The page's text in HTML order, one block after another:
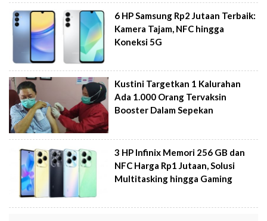
6 HP Samsung Rp2 Jutaan Terbaik:
Kamera Tajam, NFC hingga
Koneksi 5G
Kustini Targetkan 1 Kalurahan
Ada 1.000 Orang Tervaksin
Booster Dalam Sepekan
3 HP Infinix Memori 256 GB dan
NFC Harga Rp1 Jutaan, Solusi
Multitasking hingga Gaming